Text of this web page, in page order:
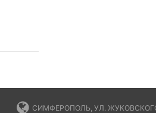
СИМФЕРОПОЛЬ, УЛ.